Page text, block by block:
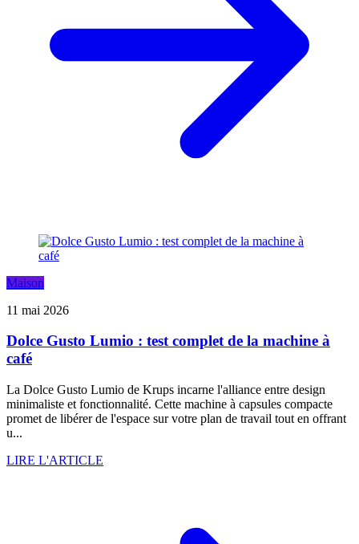
Maison
11 mai 2026
Dolce Gusto Lumio : test complet de la machine à
café
La Dolce Gusto Lumio de Krups incarne l'alliance entre design
minimaliste et fonctionnalité. Cette machine à capsules compacte
promet de libérer de l'espace sur votre plan de travail tout en offrant
u...
LIRE L'ARTICLE